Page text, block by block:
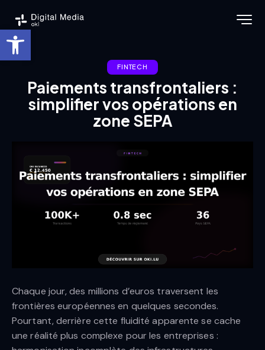
Ouvrir la barre d’outils
FINTECH
Paiements transfrontaliers :
simplifier vos opérations en
zone SEPA
Chaque jour, des millions d’euros traversent les
frontières européennes en quelques secondes.
Pourtant, derrière cette fluidité apparente se cache
une réalité plus complexe pour les entreprises :